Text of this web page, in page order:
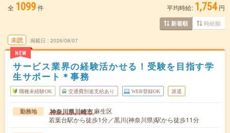
全 1099件 平均時給: 1,754 円
新着順 時給順
未読
NEW
掲載日 2026/08/07
サービス業界の経験活かせる！受験を目指す学
生サポート＊事務
職種未経験OK 交通費別途支給あり WEB登録OK 派遣
勤務地 神奈川県川崎市麻生区
若葉台駅から徒歩1分／黒川(神奈川県)駅から徒歩11分